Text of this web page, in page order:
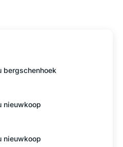
bergschenhoek
nieuwkoop
nieuwkoop